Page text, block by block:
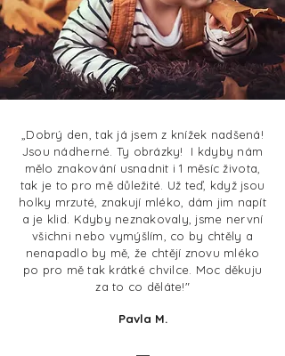
„Dobrý den, tak já jsem z knížek nadšená!
Jsou nádherné. Ty obrázky! I kdyby nám
mělo znakování usnadnit i 1 měsíc života,
tak je to pro mě důležité. Už teď, když jsou
holky mrzuté, znakují mléko, dám jim napít
a je klid. Kdyby neznakovaly, jsme nervní
všichni nebo vymýšlím, co by chtěly a
nenapadlo by mě, že chtějí znovu mléko
po pro mě tak krátké chvilce. Moc děkuju
za to co děláte!"
Pavla M.